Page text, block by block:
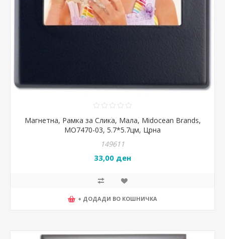
Магнетна, Рамка за Слика, Мала, Midocean Brands,
MO7470-03, 5.7*5.7цм, Црна
149611
33,00 ден
+ ДОДАДИ ВО КОШНИЧКА